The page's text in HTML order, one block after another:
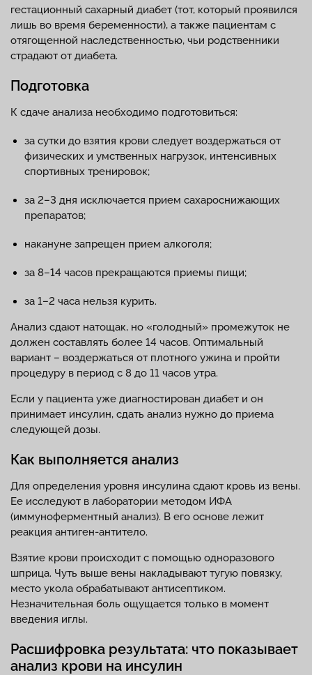
гестационный сахарный диабет (тот, который проявился
лишь во время беременности), а также пациентам с
отягощенной наследственностью, чьи родственники
страдают от диабета.
Подготовка
К сдаче анализа необходимо подготовиться:
за сутки до взятия крови следует воздержаться от
физических и умственных нагрузок, интенсивных
спортивных тренировок;
за 2–3 дня исключается прием сахароснижающих
препаратов;
накануне запрещен прием алкоголя;
за 8–14 часов прекращаются приемы пищи;
за 1–2 часа нельзя курить.
Анализ сдают натощак, но «голодный» промежуток не
должен составлять более 14 часов. Оптимальный
вариант – воздержаться от плотного ужина и пройти
процедуру в период с 8 до 11 часов утра.
Если у пациента уже диагностирован диабет и он
принимает инсулин, сдать анализ нужно до приема
следующей дозы.
Как выполняется анализ
Для определения уровня инсулина сдают кровь из вены.
Ее исследуют в лаборатории методом ИФА
(иммуноферментный анализ). В его основе лежит
реакция антиген-антитело.
Взятие крови происходит с помощью одноразового
шприца. Чуть выше вены накладывают тугую повязку,
место укола обрабатывают антисептиком.
Незначительная боль ощущается только в момент
введения иглы.
Расшифровка результата: что показывает
анализ крови на инсулин